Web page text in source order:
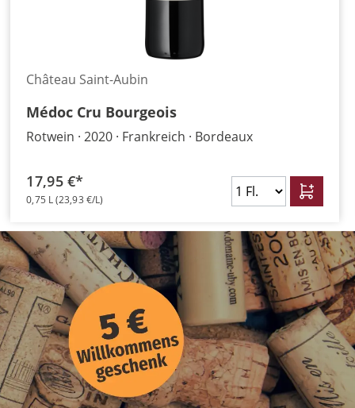
Château Saint-Aubin
Médoc Cru Bourgeois
Rotwein 2020 Frankreich Bordeaux
17,95 €*
0,75 L(23,93 €/L)